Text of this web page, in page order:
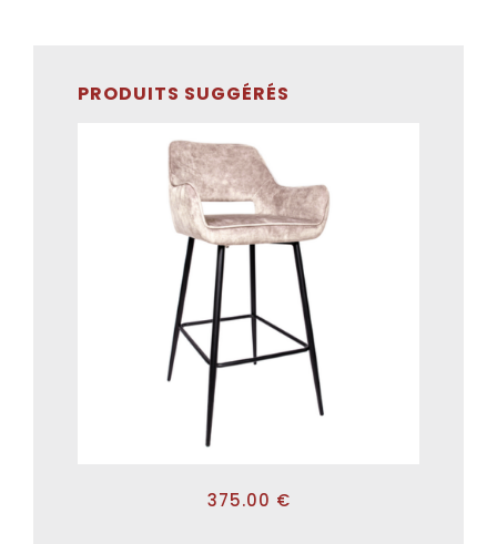
PRODUITS SUGGÉRÉS
ADD TO CART
/
375.00 €